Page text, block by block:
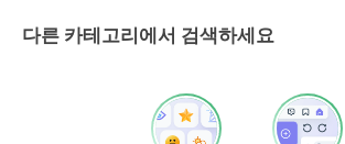
다른 카테고리에서 검색하세요